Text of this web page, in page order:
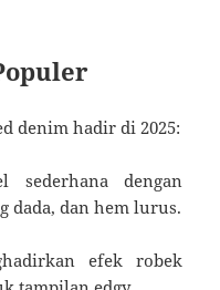
denim hadir di 2025:
sederhana dengan
dada, dan hem lurus.
efek robek